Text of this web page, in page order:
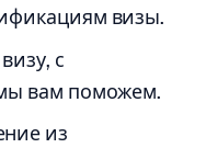
визы.
с
вам поможем.
из